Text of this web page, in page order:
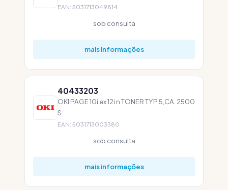
EAN: 5031713049814
sob consulta
mais informações
40433203
OKI PAGE 10i ex 12i n TONER TYP 5,CA. 2500
S.
EAN: 5031713003380
sob consulta
mais informações